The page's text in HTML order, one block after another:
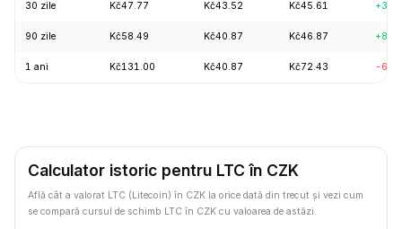
30 zile Kč47.77 Kč43.52 Kč45.61
90 zile Kč58.49 Kč40.87 Kč46.87
1 ani Kč131.00 Kč40.87 Kč72.43 -
Calculator istoric pentru LTC în CZK
Află cât a valorat LTC (Litecoin) în CZK la orice dată din trecut și vezi cum
se compară cursul de schimb LTC în CZK cu valoarea de astăzi.